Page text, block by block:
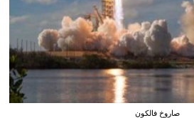
صاروخ فالكون